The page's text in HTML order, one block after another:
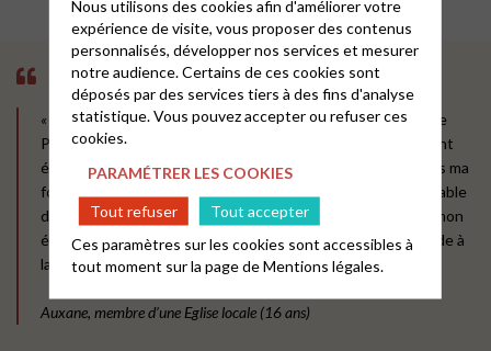
TÉMOIGNAGE
«
Depuis trois ans, je participe aux soirées PULSE (Jeunesse
Pour Christ) dans les Yvelines. Dès le départ, ces soirées ont
été une source d’édification et de motivation pour moi dans ma
foi, et je m’y suis vite engagée. Je suis maintenant responsable
de toute la partie régie à PULSE ! Au lieu de m’éloigner de mon
église, cette expérience m’a donné confiance en moi et j’aide à
lancer un groupe de jeunes dans ma paroisse.»
Auxane, membre d’une Eglise locale (16 ans)
Nous utilisons des cookies afin d'améliorer votre
expérience de visite, vous proposer des contenus
personnalisés, développer nos services et mesurer
notre audience. Certains de ces cookies sont
déposés par des services tiers à des fins d'analyse
statistique. Vous pouvez accepter ou refuser ces
cookies.
PARAMÉTRER LES COOKIES
Tout refuser
Tout accepter
Ces paramètres sur les cookies sont accessibles à
tout moment sur la page deMentions légales.